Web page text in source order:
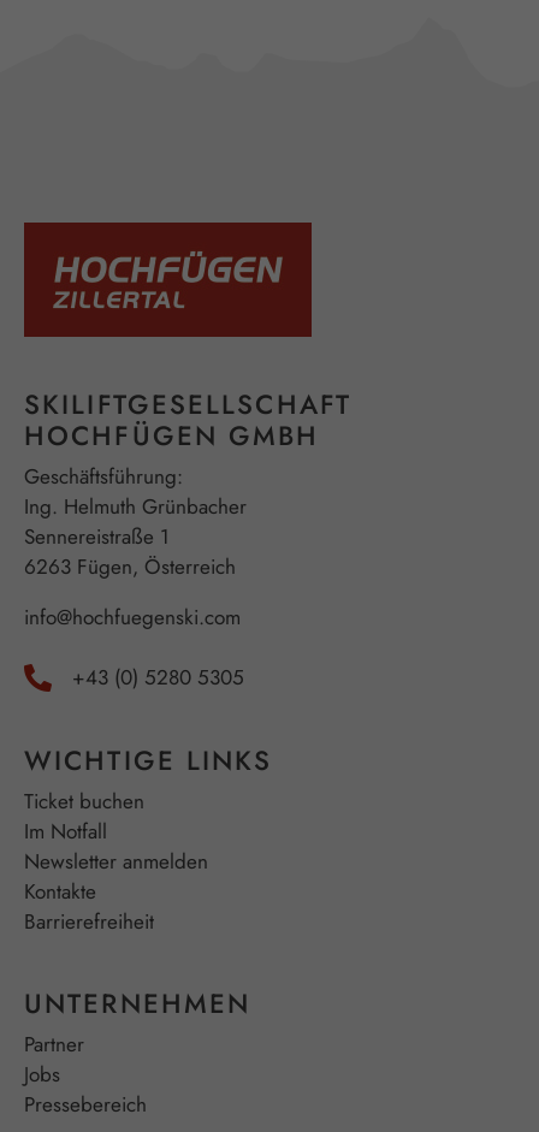
SKILIFTGESELLSCHAFT
HOCHFÜGEN GMBH
Geschäftsführung:
Ing. Helmuth Grünbacher
Sennereistraße 1
6263 Fügen, Österreich
info@hochfuegenski.com
+43 (0) 5280 5305
WICHTIGE LINKS
Ticket buchen
Im Notfall
Newsletter anmelden
Kontakte
Barrierefreiheit
UNTERNEHMEN
Partner
Jobs
Pressebereich